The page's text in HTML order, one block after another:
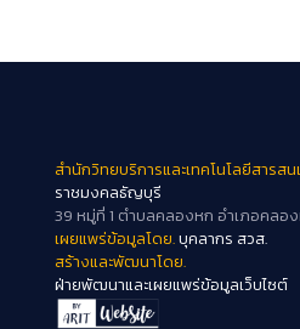
สำนักวิทยบริการและเทคโนโลยีสารสน
ราชมงคลธัญบุรี
39 หมู่ที่ 1 ตำบลคลองหก อำเภอคลอ
เผยแพร่ข้อมูลโดย.บุคลากร สวส.
สร้างและพัฒนาโดย.
ฝ่ายพัฒนาและเผยแพร่ข้อมูลเว็บไซต์